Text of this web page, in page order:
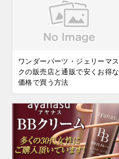
ワンダーパーツ・ジェリーマス
クの販売店と通販で安くお得な
価格で買う方法